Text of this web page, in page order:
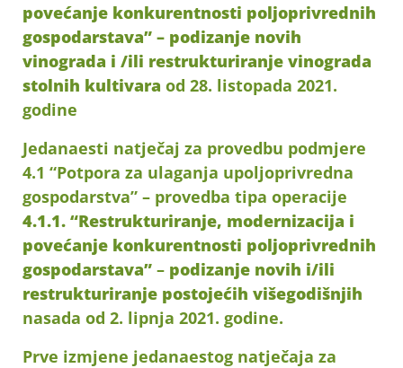
povećanje konkurentnosti poljoprivrednih
gospodarstava” – podizanje novih
vinograda i /ili restrukturiranje vinograda
stolnih kultivara od 28. listopada 2021.
godine
Jedanaesti natječaj za provedbu podmjere
4.1 “Potpora za ulaganja upoljoprivredna
gospodarstva” – provedba tipa operacije
4.1.1. “Restrukturiranje, modernizacija i
povećanje konkurentnosti poljoprivrednih
gospodarstava” – podizanje novih i/ili
restrukturiranje postojećih višegodišnjih
nasada od 2. lipnja 2021. godine.
Prve izmjene jedanaestog natječaja za